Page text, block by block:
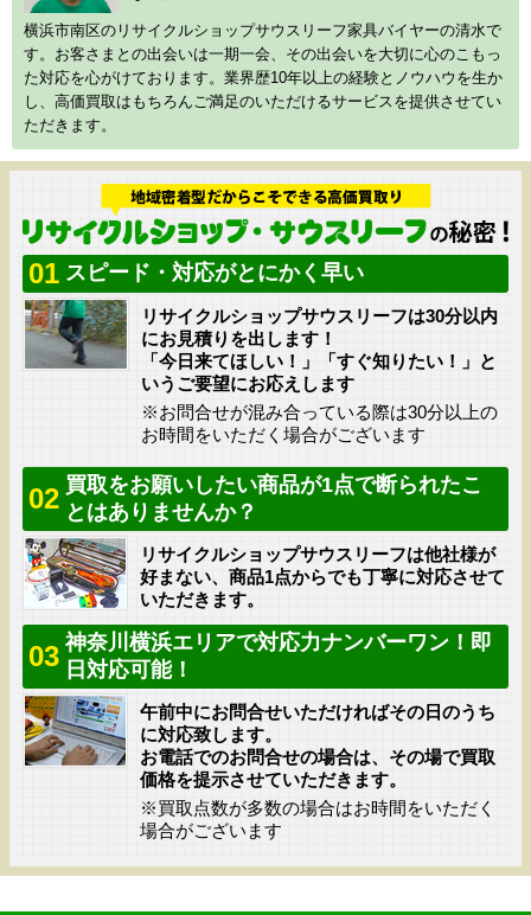
横浜市南区のリサイクルショップサウスリーフ家具バイヤーの清水で
す。お客さまとの出会いは一期一会、その出会いを大切に心のこもっ
た対応を心がけております。業界歴10年以上の経験とノウハウを生か
し、高価買取はもちろんご満足のいただけるサービスを提供させてい
ただきます。
01 スピード・対応がとにかく早い
リサイクルショップサウスリーフは30分以内
にお見積りを出します！
「今日来てほしい！」「すぐ知りたい！」と
いうご要望にお応えします
※お問合せが混み合っている際は30分以上の
お時間をいただく場合がございます
02 買取をお願いしたい商品が1点で断られたこ
とはありませんか？
リサイクルショップサウスリーフは他社様が
好まない、商品1点からでも丁寧に対応させて
いただきます。
03 神奈川横浜エリアで対応力ナンバーワン！即
日対応可能！
午前中にお問合せいただければその日のうち
に対応致します。
お電話でのお問合せの場合は、その場で買取
価格を提示させていただきます。
※買取点数が多数の場合はお時間をいただく
場合がございます